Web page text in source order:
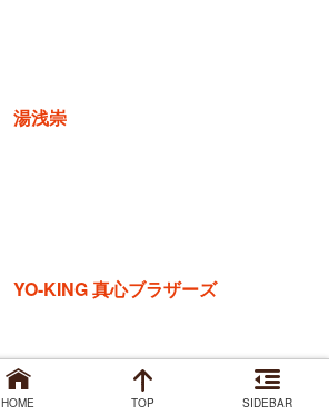
湯浅崇
YO-KING 真心ブラザーズ
HOME TOP SIDEBAR